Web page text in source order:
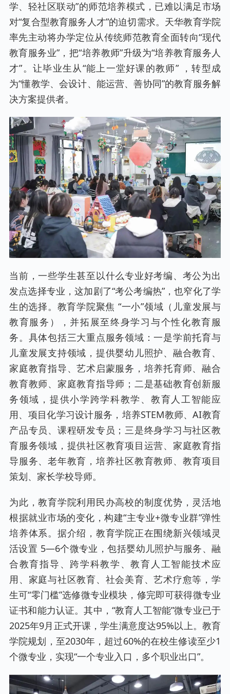
学、轻社区联动”的师范培养模式，已难以满足市场
对“复合型教育服务人才”的迫切需求。天华教育学院
率先主动将办学定位从传统师范教育全面转向“现代
教育服务业”，把“培养教师”升级为“培养教育服务人
才”。让毕业生从“能上一堂好课的教师” ，转型成
为“懂教学、会设计、能运营、善协同”的教育服务解
决方案提供者。
当前，一些学生甚至以什么专业好考编、考公为出
发点选择专业，这加剧了“考公考编热”，也窄化了学
生的选择。教育学院聚焦 “一小”领域（儿童发展与
教育服务），并拓展至终身学习与个性化教育服
务。具体包括三大重点服务领域：一是学前托育与
儿童发展支持领域，提供婴幼儿照护、融合教育、
家庭教育指导、艺术启蒙服务，培养托育师、融合
教育教师、家庭教育指导师；二是基础教育创新服
务领域，提供小学跨学科教学、教育人工智能应
用、项目化学习设计服务，培养STEM教师、AI教育
产品专员、课程研发专员；三是终身学习与社区教
育服务领域，提供社区教育项目运营、家庭教育指
导服务、老年教育，培养社区教育教师、教育项目
策划、家长学校导师。
为此，教育学院利用民办高校的制度优势，灵活地
根据就业市场的变化，构建“主专业+微专业群”弹性
培养体系。据介绍，教育学院正在围绕新兴领域灵
活设置 5—6个微专业，包括婴幼儿照护与服务、融
合教育指导、跨学科教学、教育人工智能技术应
用、家庭与社区教育、社会美育、艺术疗愈等，学
生可“零门槛”选修微专业模块，修完即可获得微专业
证书和能力认证。其中，“教育人工智能”微专业已于
2025年9月正式开课，学生满意度达95%以上。教育
学院规划，至2030年，超过60%的在校生修读至少1
个微专业，实现“一个专业入口，多个职业出口”。